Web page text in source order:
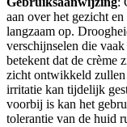
aan over het gezicht
langzaam op.
verschijnselen die
betekent dat de crème
zicht ontwikkeld
irritatie kan tijdelijk
voorbij is kan het
tolerantie van de huid